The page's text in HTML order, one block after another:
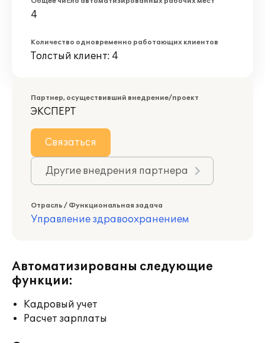
4
Количество одновременно работающих клиентов
Толстый клиент: 4
Партнер, осуществивший внедрение/проект
ЭКСПЕРТ
Связаться
Другие внедрения партнера
Отрасль / Функциональная задача
Управление здравоохранением
Автоматизированы следующие
функции:
Кадровый учет
Расчет зарплаты